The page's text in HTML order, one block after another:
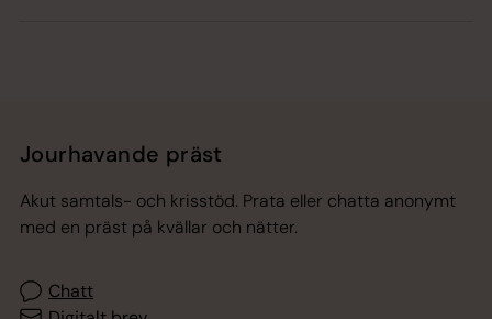
Jourhavande präst
Akut samtals- och krisstöd. Prata eller chatta anonymt
med en präst på kvällar och nätter.
Chatt